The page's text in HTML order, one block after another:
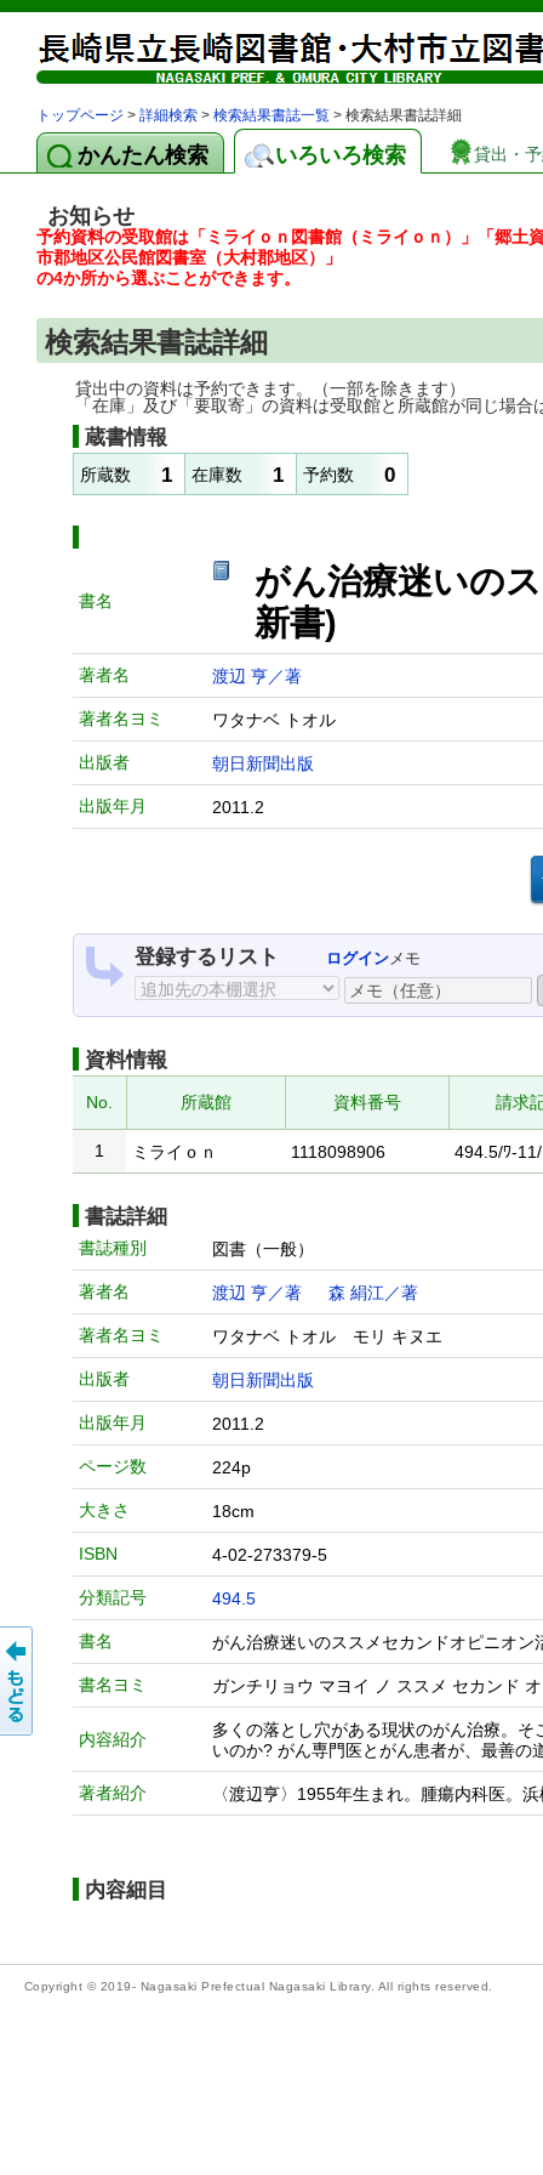
トップページ > 詳細検索 > 検索結果書誌一覧 > 検索結果書誌詳細
かんたん検索 いろいろ検索 貸出・
お知らせ
予約資料の受取館は「ミライｏｎ図書館（ミライｏｎ）」「郷
市郡地区公民館図書室（大村郡地区）」
の4か所から選ぶことができます。
検索結果書誌詳細
貸出中の資料は予約できます。（一部を除きます）
「在庫」及び「要取寄」の資料は受取館と所蔵館が同じ場合
蔵書情報
所蔵数 1 在庫数 1 予約数 0
書名
がん治療迷いの
新書)
著者名 渡辺 亨／著
著者名ヨミ ワタナベ トオル
出版者 朝日新聞出版
出版年月 2011.2
登録するリスト ログインメモ
資料情報
No. 所蔵館 資料番号 請求
1 ミライｏｎ 1118098906 494.5/ﾜ-11/
書誌詳細
書誌種別 図書（一般）
著者名 渡辺 亨／著 森 絹江／著
著者名ヨミ ワタナベ トオル モリ キヌエ
出版者 朝日新聞出版
出版年月 2011.2
ページ数 224p
大きさ 18cm
ISBN 4-02-273379-5
分類記号 494.5
書名 がん治療迷いのススメセカンドオピニオ
書名ヨミ ガンチリョウ マヨイ ノ ススメ セカンド
内容紹介
多くの落とし穴がある現状のがん治療。
いのか? がん専門医とがん患者が、最善
著者紹介 〈渡辺亨〉1955年生まれ。腫瘍内科医。
内容細目
Copyright © 2019- Nagasaki Prefectual Nagasaki Library. All rights reserved.